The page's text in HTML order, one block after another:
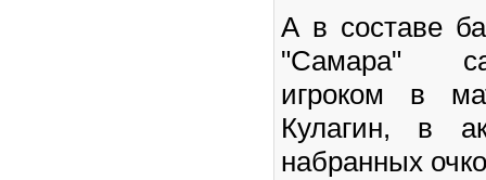
А в составе
"Самара"
игроком в
Кулагин, в
набранных